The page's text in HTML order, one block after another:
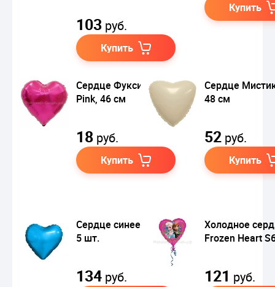
103 руб.
Купить
Купить
Сердце Фуксия / Hot
Pink, 46 см
18 руб.
Купить
Сердце
48 см
52 руб.
Купить
Сердце синее, 23 см,
5 шт.
134 руб.
Холодное
Frozen Heart
121 руб.